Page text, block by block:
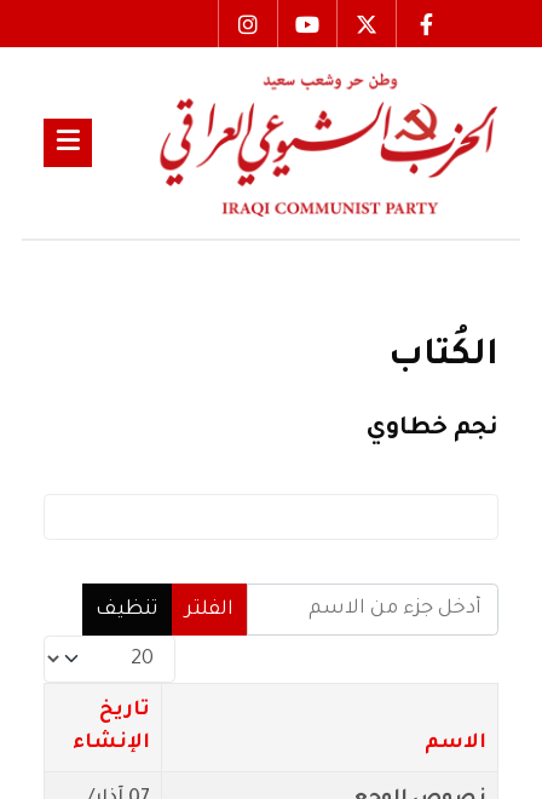
الكُتاب
نجم خطاوي
أدخل جزء من الاسم
الفلتر
تنظيف
عدد الإظهارات:
الاسم
تاريخ
الإنشاء